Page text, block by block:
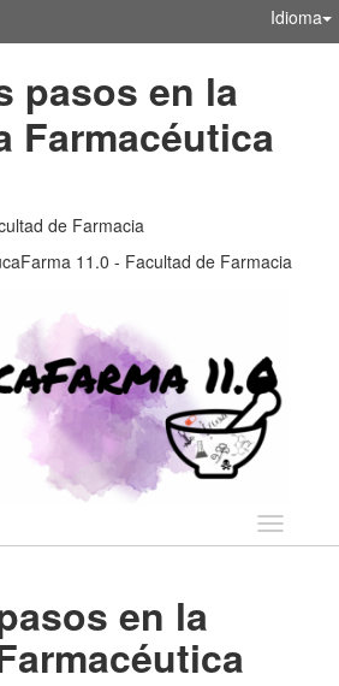
Idioma
pasos en la
Farmacéutica
de Farmacia
11.0 - Facultad de Farmacia
Idioma
en la